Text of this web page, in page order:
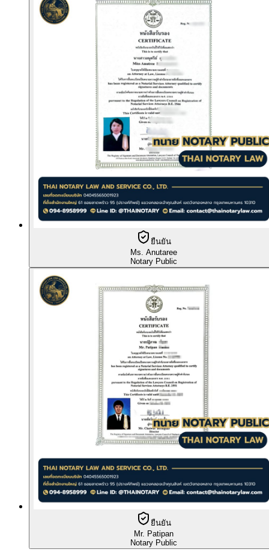
ยืนยัน
Ms. Anutaree
Notary Public
ยืนยัน
Mr. Patipan
Notary Public